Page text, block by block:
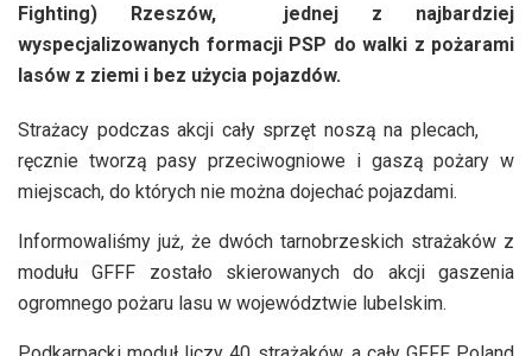
Fighting) Rzeszów, jednej z najbardziej
wyspecjalizowanych formacji PSP do walki z pożarami
lasów z ziemi i bez użycia pojazdów.
Strażacy podczas akcji cały sprzęt noszą na plecach,
ręcznie tworzą pasy przeciwogniowe i gaszą pożary w
miejscach, do których nie można dojechać pojazdami.
Informowaliśmy już, że dwóch tarnobrzeskich strażaków z
modułu GFFF zostało skierowanych do akcji gaszenia
ogromnego pożaru lasu w województwie lubelskim.